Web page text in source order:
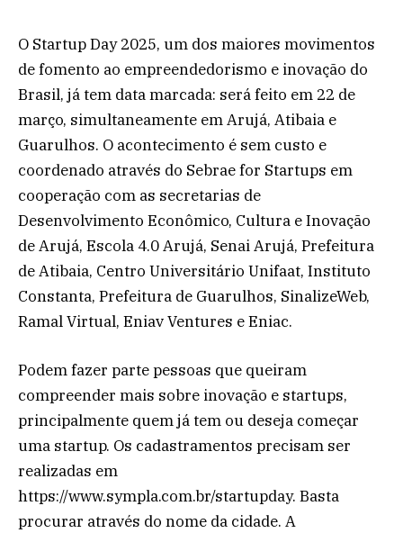
O Startup Day 2025, um dos maiores movimentos
de fomento ao empreendedorismo e inovação do
Brasil, já tem data marcada: será feito em 22 de
março, simultaneamente em Arujá, Atibaia e
Guarulhos. O acontecimento é sem custo e
coordenado através do Sebrae for Startups em
cooperação com as secretarias de
Desenvolvimento Econômico, Cultura e Inovação
de Arujá, Escola 4.0 Arujá, Senai Arujá, Prefeitura
de Atibaia, Centro Universitário Unifaat, Instituto
Constanta, Prefeitura de Guarulhos, SinalizeWeb,
Ramal Virtual, Eniav Ventures e Eniac.
Podem fazer parte pessoas que queiram
compreender mais sobre inovação e startups,
principalmente quem já tem ou deseja começar
uma startup. Os cadastramentos precisam ser
realizadas em
https://www.sympla.com.br/startupday. Basta
procurar através do nome da cidade. A